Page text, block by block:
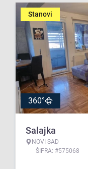
Stanovi
360°
Salajka
NOVI SAD
ŠIFRA: #575068